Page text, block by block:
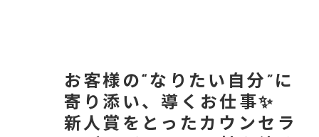
お客様の“なりたい自分”に
寄り添い、導くお仕事✨
新人賞をとったカウンセラ